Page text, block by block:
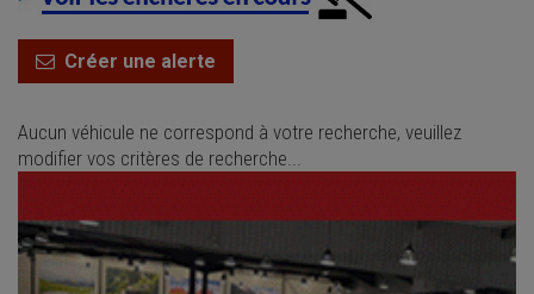
Créer une alerte
Aucun véhicule ne correspond à votre recherche, veuillez
modifier vos critères de recherche...